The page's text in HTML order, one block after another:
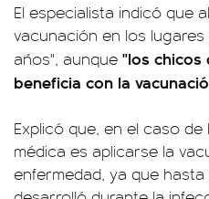
El especialista indicó que
vacunación en los
años", aunque "los chicos
beneficia con la
Explicó que, en el caso
médica es aplicarse la
enfermedad, ya que